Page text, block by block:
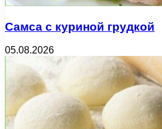
Самса с куриной грудкой
05.08.2026